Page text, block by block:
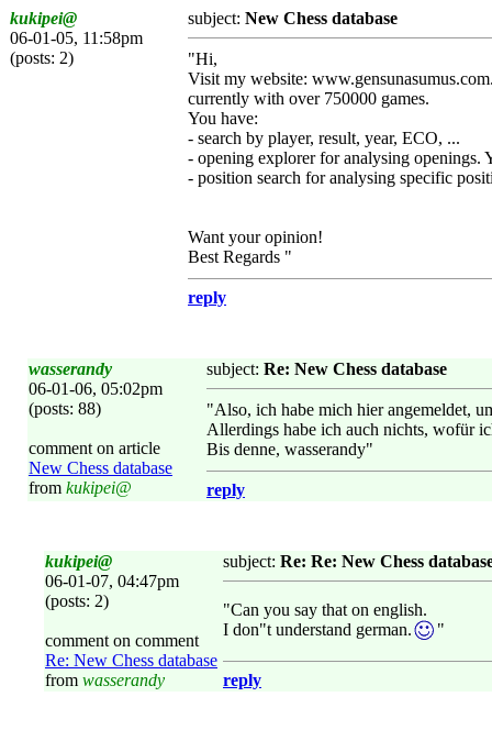
kukipei@
06-01-05, 11:58pm
(posts: 2)
subject: New Chess database
"Hi,
Visit my website:
currently with over 750000 games.
You have:
- search by player, result, year, ECO, ...
- opening explorer for analysing openings.
- position search for analysing specific
Want your opinion!
Best Regards "
reply
wasserandy
06-01-06, 05:02pm
(posts: 88)
comment on article
New Chess database
from kukipei@
subject: Re: New Chess database
"Also, ich habe mich hier angemeldet,
Allerdings habe ich auch nichts, wofür
Bis denne, wasserandy"
reply
kukipei@
06-01-07, 04:47pm
(posts: 2)
comment on comment
Re: New Chess database
from wasserandy
subject: Re: Re: New Chess
"Can you say that on english.
I don"t understand german.
"
reply